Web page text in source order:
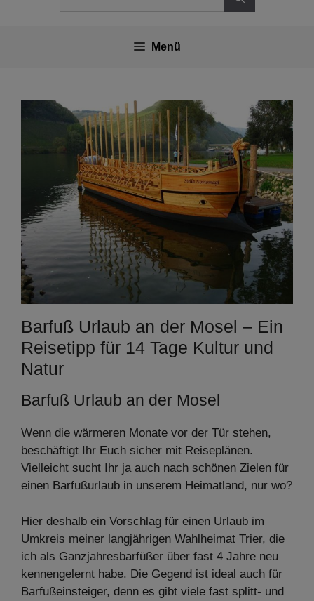
Menü
Barfuß Urlaub an der Mosel – Ein
Reisetipp für 14 Tage Kultur und
Natur
Barfuß Urlaub an der Mosel
Wenn die wärmeren Monate vor der Tür stehen,
beschäftigt Ihr Euch sicher mit Reiseplänen.
Vielleicht sucht Ihr ja auch nach schönen Zielen für
einen Barfußurlaub in unserem Heimatland, nur wo?
Hier deshalb ein Vorschlag für einen Urlaub im
Umkreis meiner langjährigen Wahlheimat Trier, die
ich als Ganzjahresbarfüßer über fast 4 Jahre neu
kennengelernt habe. Die Gegend ist ideal auch für
Barfußeinsteiger, denn es gibt viele fast splitt- und